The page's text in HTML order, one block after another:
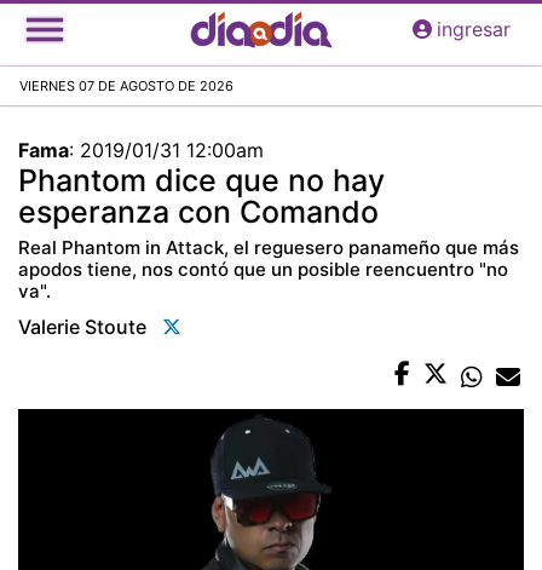
Pasar
al
principal
ingresar
VIERNES 07 DE AGOSTO DE 2026
Fama: 2019/01/31 12:00am
Phantom dice que no hay
esperanza con Comando
Real Phantom in Attack, el reguesero panameño que más
apodos tiene, nos contó que un posible reencuentro "no
va".
Valerie Stoute